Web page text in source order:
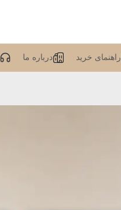
راهنمای خرید درباره ما